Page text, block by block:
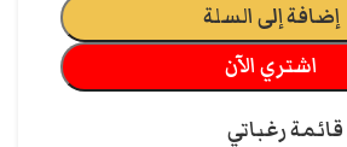
إضافة إلى السلة
اشتري الآن
قائمة رغباتي